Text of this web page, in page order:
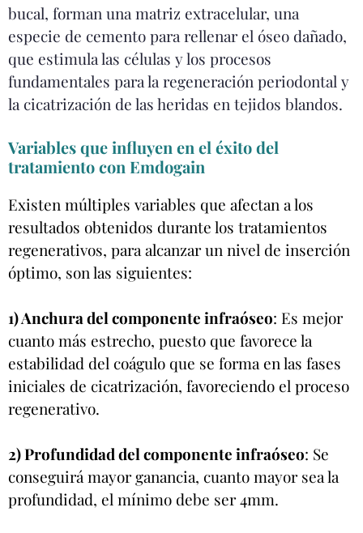
bucal, forman una matriz extracelular, una
especie de cemento para rellenar el óseo dañado,
que estimula las células y los procesos
fundamentales para la regeneración periodontal y
la cicatrización de las heridas en tejidos blandos.
Variables que influyen en el éxito del
tratamiento con Emdogain
Existen múltiples variables que afectan a los
resultados obtenidos durante los tratamientos
regenerativos, para alcanzar un nivel de inserción
óptimo, son las siguientes:
1) Anchura del componente infraóseo: Es mejor
cuanto más estrecho, puesto que favorece la
estabilidad del coágulo que se forma en las fases
iniciales de cicatrización, favoreciendo el proceso
regenerativo.
2) Profundidad del componente infraóseo: Se
conseguirá mayor ganancia, cuanto mayor sea la
profundidad, el mínimo debe ser 4mm.